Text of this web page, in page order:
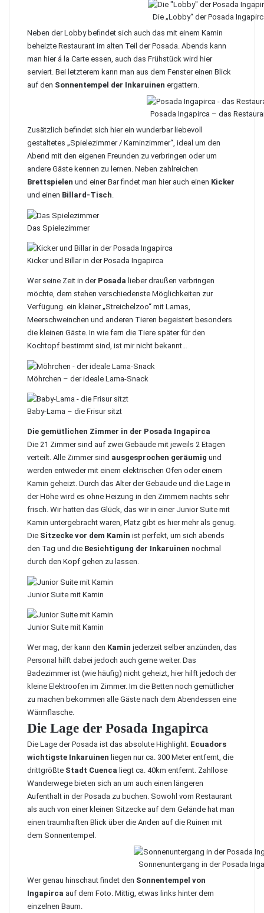
Die „Lobby“ der Posada
Neben der Lobby befindet sich auch das mit einem Kamin
beheizte Restaurant im alten Teil der Posada. Abends kann
man hier á la Carte essen, auch das Frühstück wird hier
serviert. Bei letzterem kann man aus dem Fenster einen Blick
auf den Sonnentempel der Inkaruinen ergattern.
Posada Ingapirca – das
Zusätzlich befindet sich hier ein wunderbar liebevoll
gestaltetes „Spielezimmer / Kaminzimmer“, ideal um den
Abend mit den eigenen Freunden zu verbringen oder um
andere Gäste kennen zu lernen. Neben zahlreichen
Brettspielen und einer Bar findet man hier auch einen Kicker
und einen Billard-Tisch.
Das Spielezimmer
Kicker und Billar in der Posada Ingapirca
Wer seine Zeit in der Posada lieber draußen verbringen
möchte, dem stehen verschiedenste Möglichkeiten zur
Verfügung. ein kleiner „Streichelzoo“ mit Lamas,
Meerschweinchen und anderen Tieren begeistert besonders
die kleinen Gäste. In wie fern die Tiere später für den
Kochtopf bestimmt sind, ist mir nicht bekannt…
Möhrchen – der ideale Lama-Snack
Baby-Lama – die Frisur sitzt
Die gemütlichen Zimmer in der Posada Ingapirca
Die 21 Zimmer sind auf zwei Gebäude mit jeweils 2 Etagen
verteilt. Alle Zimmer sind ausgesprochen geräumig und
werden entweder mit einem elektrischen Ofen oder einem
Kamin geheizt. Durch das Alter der Gebäude und die Lage in
der Höhe wird es ohne Heizung in den Zimmern nachts sehr
frisch. Wir hatten das Glück, das wir in einer Junior Suite mit
Kamin untergebracht waren, Platz gibt es hier mehr als genug.
Die Sitzecke vor dem Kamin ist perfekt, um sich abends
den Tag und die Besichtigung der Inkaruinen nochmal
durch den Kopf gehen zu lassen.
Junior Suite mit Kamin
Junior Suite mit Kamin
Wer mag, der kann den Kamin jederzeit selber anzünden, das
Personal hilft dabei jedoch auch gerne weiter. Das
Badezimmer ist (wie häufig) nicht geheizt, hier hilft jedoch der
kleine Elektroofen im Zimmer. Im die Betten noch gemütlicher
zu machen bekommen alle Gäste nach dem Abendessen eine
Wärmflasche.
Die Lage der Posada Ingapirca
Die Lage der Posada ist das absolute Highlight. Ecuadors
wichtigste Inkaruinen liegen nur ca. 300 Meter entfernt, die
drittgrößte Stadt Cuenca liegt ca. 40km entfernt. Zahllose
Wanderwege bieten sich an um auch einen längeren
Aufenthalt in der Posada zu buchen. Sowohl vom Restaurant
als auch von einer kleinen Sitzecke auf dem Gelände hat man
einen traumhaften Blick über die Anden auf die Ruinen mit
dem Sonnentempel.
Sonnenuntergang in der Posada
Wer genau hinschaut findet den Sonnentempel von
Ingapirca auf dem Foto. Mittig, etwas links hinter dem
einzelnen Baum.